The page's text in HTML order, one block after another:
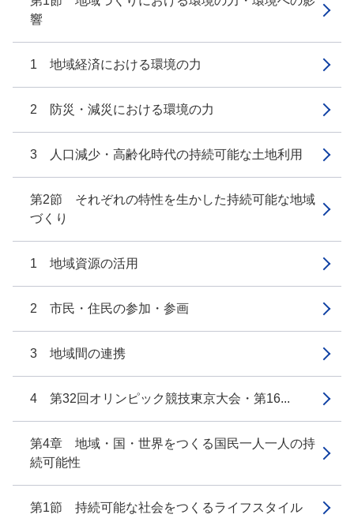
響
1 地域経済における環境の力
2 防災・減災における環境の力
3 人口減少・高齢化時代の持続可能な土地利用
第2節 それぞれの特性を生かした持続可能な地域
づくり
1 地域資源の活用
2 市民・住民の参加・参画
3 地域間の連携
4 第32回オリンピック競技東京大会・第16...
第4章 地域・国・世界をつくる国民一人一人の持
続可能性
第1節 持続可能な社会をつくるライフスタイル